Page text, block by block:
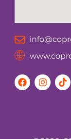
F
a
I
n
T
i